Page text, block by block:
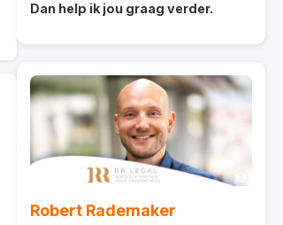
Dan help ik jou graag verder.
Robert Rademaker